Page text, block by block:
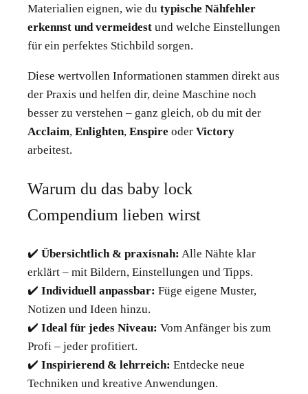
Materialien eignen, wie du typische Nähfehler
erkennst und vermeidest und welche Einstellungen
für ein perfektes Stichbild sorgen.
Diese wertvollen Informationen stammen direkt aus
der Praxis und helfen dir, deine Maschine noch
besser zu verstehen – ganz gleich, ob du mit der
Acclaim, Enlighten, Enspire oder Victory
arbeitest.
Warum du das baby lock
Compendium lieben wirst
✔️ Übersichtlich & praxisnah: Alle Nähte klar
erklärt – mit Bildern, Einstellungen und Tipps.
✔️ Individuell anpassbar: Füge eigene Muster,
Notizen und Ideen hinzu.
✔️ Ideal für jedes Niveau: Vom Anfänger bis zum
Profi – jeder profitiert.
✔️ Inspirierend & lehrreich: Entdecke neue
Techniken und kreative Anwendungen.